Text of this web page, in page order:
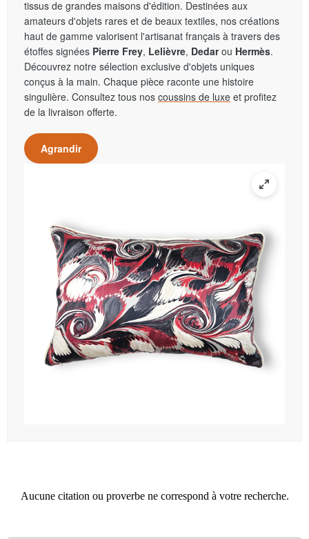
tissus de grandes maisons d'édition. Destinées aux
amateurs d'objets rares et de beaux textiles, nos créations
haut de gamme valorisent l'artisanat français à travers des
étoffes signées Pierre Frey, Lelièvre, Dedarou Hermès.
Découvrez notre sélection exclusive d'objets uniques
conçus à la main. Chaque pièce raconte une histoire
singulière. Consultez tous nos coussins de luxe et profitez
de la livraison offerte.
Agrandir
Aucune citation ou proverbe ne correspond à votre recherche.